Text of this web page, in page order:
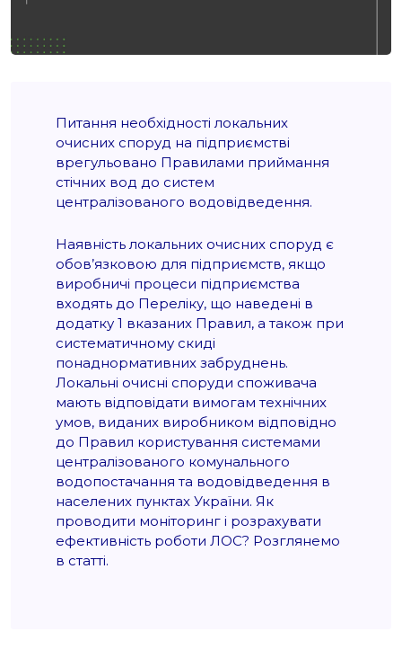
Питання необхідності локальних
очисних споруд на підприємстві
врегульовано Правилами приймання
стічних вод до систем
централізованого водовідведення.
Наявність локальних очисних споруд є
обов’язковою для підприємств, якщо
виробничі процеси підприємства
входять до Переліку, що наведені в
додатку 1 вказаних Правил, а також при
систематичному скиді
понаднормативних забруднень.
Локальні очисні споруди споживача
мають відповідати вимогам технічних
умов, виданих виробником відповідно
до Правил користування системами
централізованого комунального
водопостачання та водовідведення в
населених пунктах України. Як
проводити моніторинг і розрахувати
ефективність роботи ЛОС? Розглянемо
в статті.